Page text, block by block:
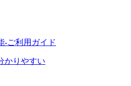
-ご利用ガイド
かりやすい